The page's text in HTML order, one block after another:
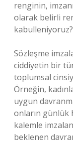
renginin,
olarak belirli
kabulleniyoruz?
Sözleşme
ciddiyetin bir
toplumsal
Örneğin,
uygun
onların günlük
kalemle
beklenen